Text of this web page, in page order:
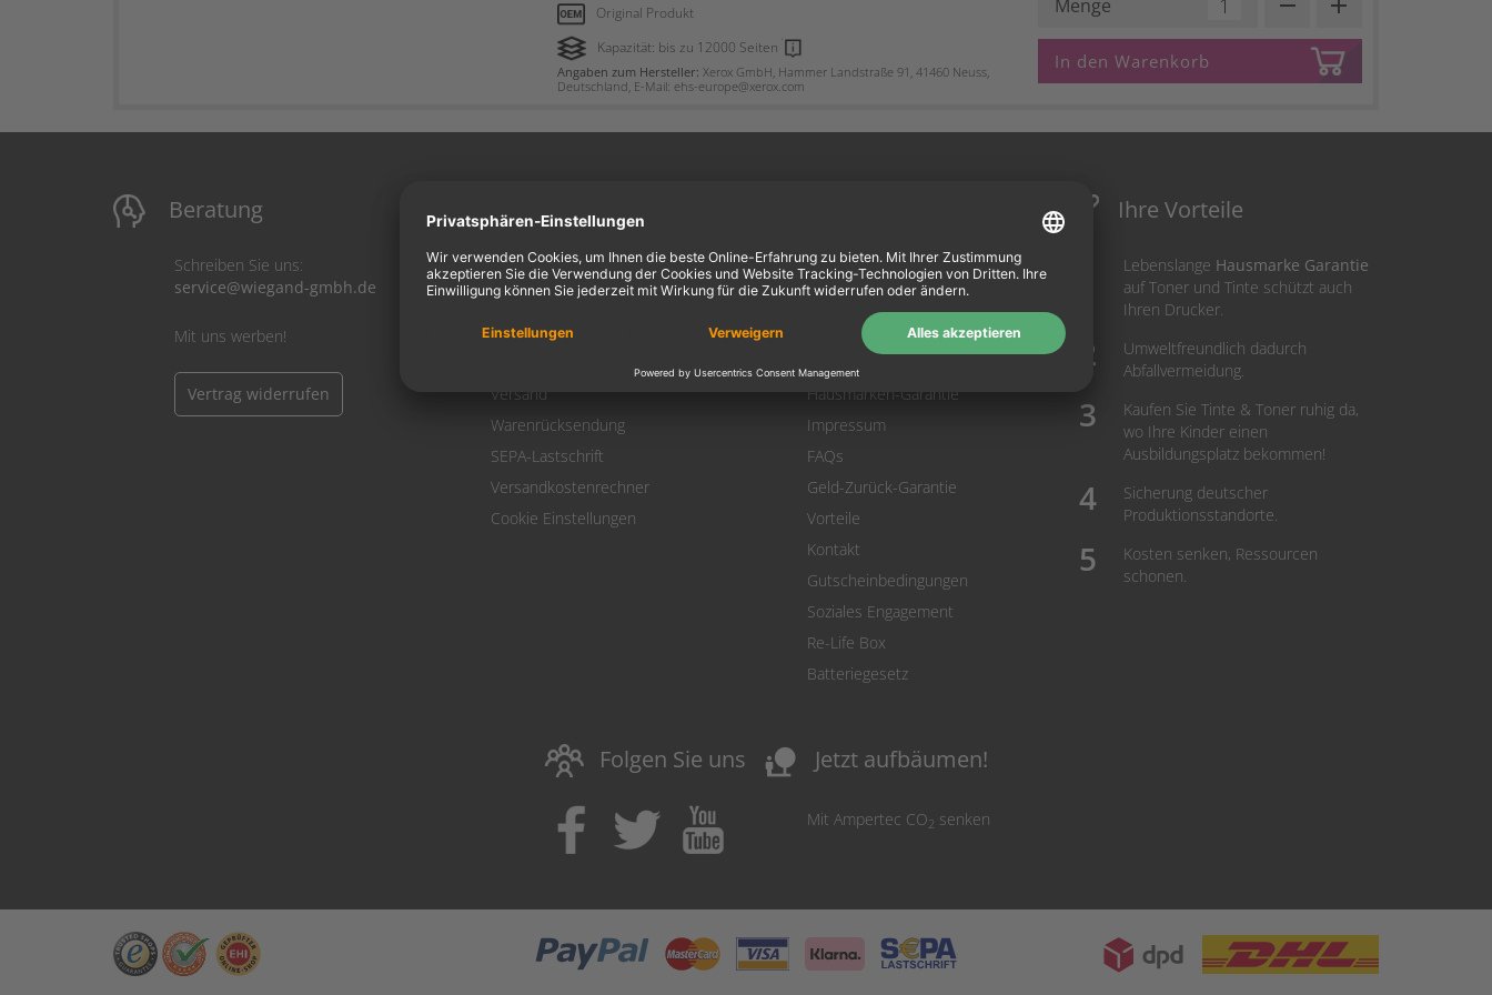
Original Produkt
Kapazität: bis zu 12000 Seiten
Angaben zum Hersteller: Xerox GmbH, Hammer Landstraße 91, 41460 Neuss,
Deutschland, E-Mail: ehs-europe@xerox.com
Menge remove add
In den Warenkorb
Beratung
Schreiben Sie uns:
service@wiegand-gmbh.de
Mit uns werben!
Vertrag widerrufen
Mein Konto
Mein Konto
Login
Warenkorb
Versand
Warenrücksendung
SEPA-Lastschrift
Versandkostenrechner
Cookie Einstellungen
Über uns
AGB
Datenschutz
Hausmarken-Garantie
Impressum
FAQs
Geld-Zurück-Garantie
Vorteile
Kontakt
Gutscheinbedingungen
Soziales Engagement
Re-Life Box
Batteriegesetz
Ihre Vorteile
Lebenslange Hausmarke Garantie
auf Toner und Tinte schützt auch
Ihren Drucker.
Umweltfreundlich dadurch
Abfallvermeidung.
Kaufen Sie Tinte & Toner ruhig da,
wo Ihre Kinder einen
Ausbildungsplatz bekommen!
Sicherung deutscher
Produktionsstandorte.
Kosten senken, Ressourcen
schonen.
Folgen Sie uns nature_people Jetzt aufbäumen!
Mit Ampertec CO2 senken